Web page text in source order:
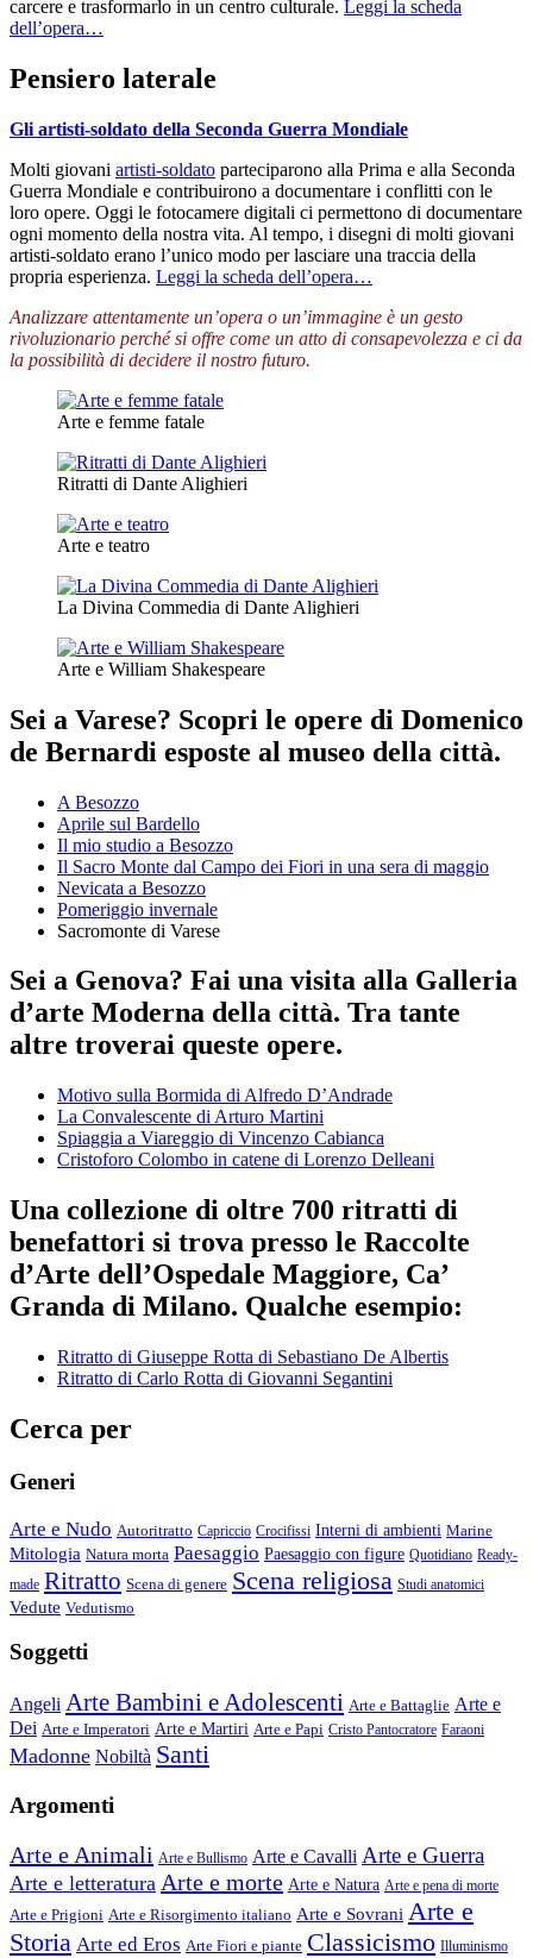
carcere e trasformarlo in un centro culturale. Leggi la scheda
dell’opera…
Pensiero laterale
Gli artisti-soldato della Seconda Guerra Mondiale
Molti giovani artisti-soldato parteciparono alla Prima e alla Seconda
Guerra Mondiale e contribuirono a documentare i conflitti con le
loro opere. Oggi le fotocamere digitali ci permettono di documentare
ogni momento della nostra vita. Al tempo, i disegni di molti giovani
artisti-soldato erano l’unico modo per lasciare una traccia della
propria esperienza. Leggi la scheda dell’opera…
Analizzare attentamente un’opera o un’immagine è un gesto
rivoluzionario perché si offre come un atto di consapevolezza e ci da
la possibilità di decidere il nostro futuro.
Arte e femme fatale
Ritratti di Dante Alighieri
Arte e teatro
La Divina Commedia di Dante Alighieri
Arte e William Shakespeare
Sei a Varese? Scopri le opere di Domenico
de Bernardi esposte al museo della città.
A Besozzo
Aprile sul Bardello
Il mio studio a Besozzo
Il Sacro Monte dal Campo dei Fiori in una sera di maggio
Nevicata a Besozzo
Pomeriggio invernale
Sacromonte di Varese
Sei a Genova? Fai una visita alla Galleria
d’arte Moderna della città. Tra tante
altre troverai queste opere.
Motivo sulla Bormida di Alfredo D’Andrade
La Convalescente di Arturo Martini
Spiaggia a Viareggio di Vincenzo Cabianca
Cristoforo Colombo in catene di Lorenzo Delleani
Una collezione di oltre 700 ritratti di
benefattori si trova presso le Raccolte
d’Arte dell’Ospedale Maggiore, Ca’
Granda di Milano. Qualche esempio:
Ritratto di Giuseppe Rotta di Sebastiano De Albertis
Ritratto di Carlo Rotta di Giovanni Segantini
Cerca per
Generi
Arte e Nudo Autoritratto Capriccio Crocifissi Interni di ambienti Marine
Mitologia Natura morta Paesaggio Paesaggio con figure Quotidiano Ready-
made Ritratto Scena di genere Scena religiosa Studi anatomici
Vedute Vedutismo
Soggetti
Angeli Arte Bambini e Adolescenti Arte e Battaglie Arte e
Dei Arte e Imperatori Arte e Martiri Arte e Papi Cristo Pantocratore Faraoni
Madonne Nobiltà Santi
Argomenti
Arte e Animali Arte e Bullismo Arte e Cavalli Arte e Guerra
Arte e letteratura Arte e morte Arte e Natura Arte e pena di morte
Arte e Prigioni Arte e Risorgimento italiano Arte e Sovrani Arte e
Storia Arte ed Eros Arte Fiori e piante Classicismo Illuminismo